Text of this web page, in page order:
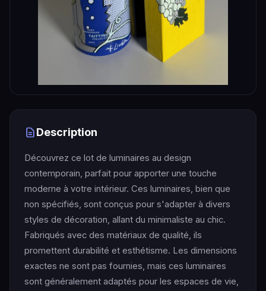
Description
Découvrez ce lot de luminaires au design
contemporain, parfait pour apporter une touche
moderne à votre intérieur. Ces luminaires, bien que
non spécifiés, sont conçus pour s'adapter à divers
styles de décoration, allant du minimaliste au chic.
Fabriqués avec des matériaux de qualité, ils
promettent durabilité et esthétisme. Les dimensions
exactes ne sont pas fournies, mais ces luminaires
sont généralement adaptés pour les espaces de vie,